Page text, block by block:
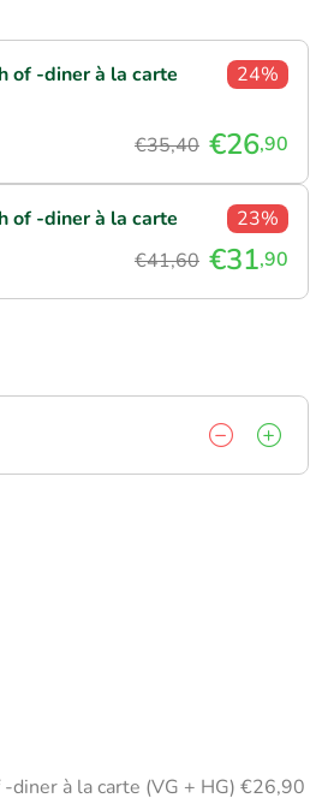
of -diner à la carte
24%
€35,40 €26,90
of -diner à la carte
23%
€41,60 €31,90
diner à la carte (VG + HG) €26,90